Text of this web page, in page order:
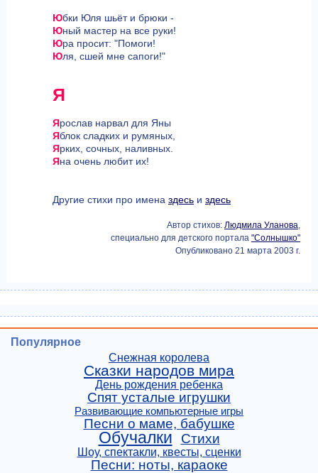
Юбки Юля шьёт и брюки -
Юный мастер на все руки!
Юра просит: "Помоги!
Юля, сшей мне сапоги!"
Я
Ярослав нарвал для Яны
Яблок сладких и румяных,
Ярких, сочных, наливных.
Яна очень любит их!
Другие стихи про имена здесь и здесь
Автор стихов: Людмила Уланова,
специально для детского портала "Солнышко"
Опубликовано 21 марта 2003 г.
Популярное
Снежная королева
Сказки народов мира
День рождения ребенка
Спят усталые игрушки
Развивающие компьютерные игры
Песни о маме, бабушке
Обучалки Стихи
Шоу, спектакли, квесты, сценки
Песни: ноты, караоке